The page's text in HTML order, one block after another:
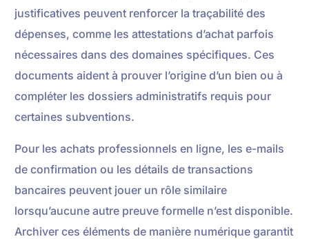
justificatives peuvent renforcer la traçabilité des
dépenses, comme les attestations d’achat parfois
nécessaires dans des domaines spécifiques. Ces
documents aident à prouver l’origine d’un bien ou à
compléter les dossiers administratifs requis pour
certaines subventions.
Pour les achats professionnels en ligne, les e-mails
de confirmation ou les détails de transactions
bancaires peuvent jouer un rôle similaire
lorsqu’aucune autre preuve formelle n’est disponible.
Archiver ces éléments de manière numérique garantit